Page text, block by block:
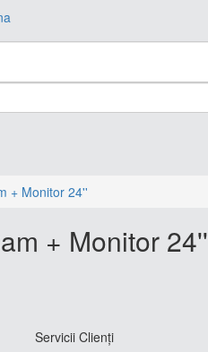
+ Monitor 24''
+ Monitor 24''
Servicii Clienţi